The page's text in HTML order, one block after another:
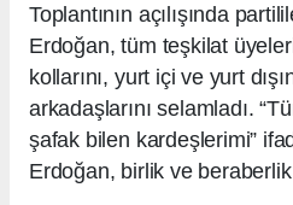
Toplantının açılışında
Erdoğan, tüm teşkilat
kollarını, yurt içi ve yurt
arkadaşlarını selamladı.
şafak bilen kardeşlerimi”
Erdoğan, birlik ve